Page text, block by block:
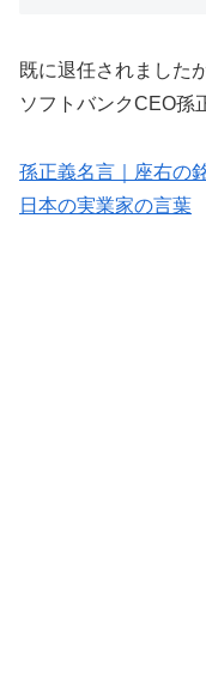
既に退任されました
ソフトバンクCEO孫
孫正義名言｜座右の
日本の実業家の言葉